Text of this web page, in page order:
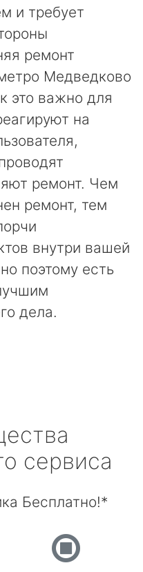
и требует
ремонт
Медведково
это важно для
на
ремонт. Чем
ремонт, тем
внутри вашей
поэтому есть
дела.
сервиса
Бесплатно!*